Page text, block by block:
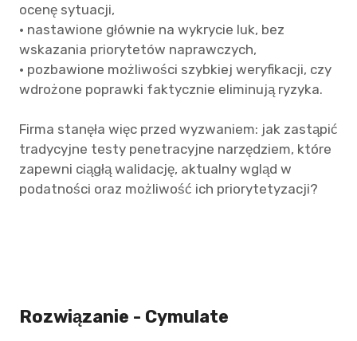
ocenę sytuacji,
• nastawione głównie na wykrycie luk, bez
wskazania priorytetów naprawczych,
• pozbawione możliwości szybkiej weryfikacji, czy
wdrożone poprawki faktycznie eliminują ryzyka.
Firma stanęła więc przed wyzwaniem: jak zastąpić
tradycyjne testy penetracyjne narzędziem, które
zapewni ciągłą walidację, aktualny wgląd w
podatności oraz możliwość ich priorytetyzacji?
Rozwiązanie - Cymulate